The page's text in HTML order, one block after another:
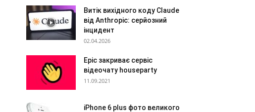
Витік вихідного коду Claude
від Anthropic: серйозний
інцидент
02.04.2026
Epic закриває сервіс
відеочату houseparty
11.09.2021
iPhone 6 plus фото великого